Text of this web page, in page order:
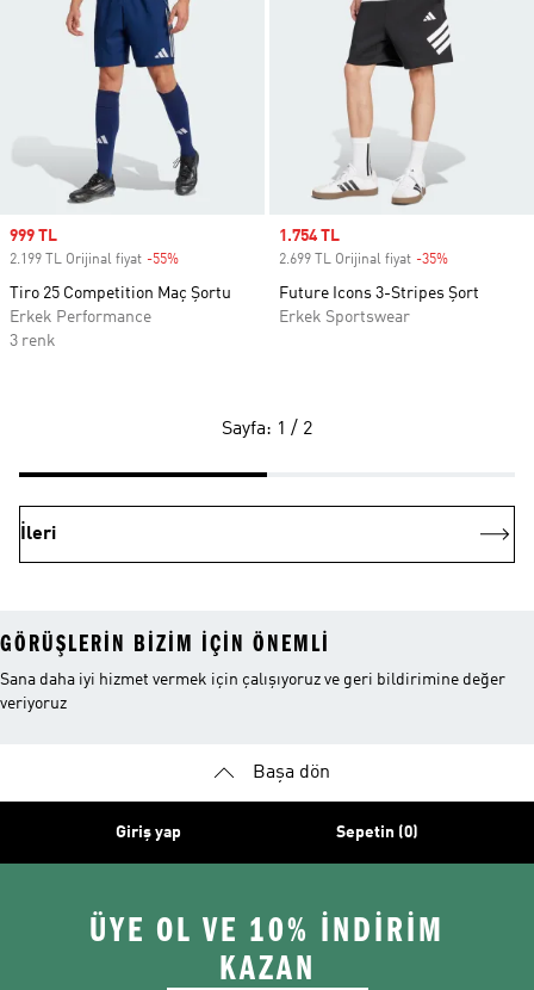
Sale price
999 TL
2.199 TL Orijinal fiyat -55%
Tiro 25 Competition Maç Şortu
Erkek Performance
3 renk
Sale price
1.754 TL
2.699 TL Orijinal fiyat -35%
Future Icons 3-Stripes Şort
Erkek Sportswear
Sayfa: 1 / 2
İleri
GÖRÜŞLERIN BIZIM IÇIN ÖNEMLI
Sana daha iyi hizmet vermek için çalışıyoruz ve geri bildirimine değer
veriyoruz
Başa dön
Giriş yap Sepetin (0)
ÜYE OL VE 10% İNDİRİM
KAZAN